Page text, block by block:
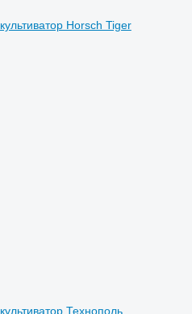
культиватор Horsch Tiger
культиватор Технополь